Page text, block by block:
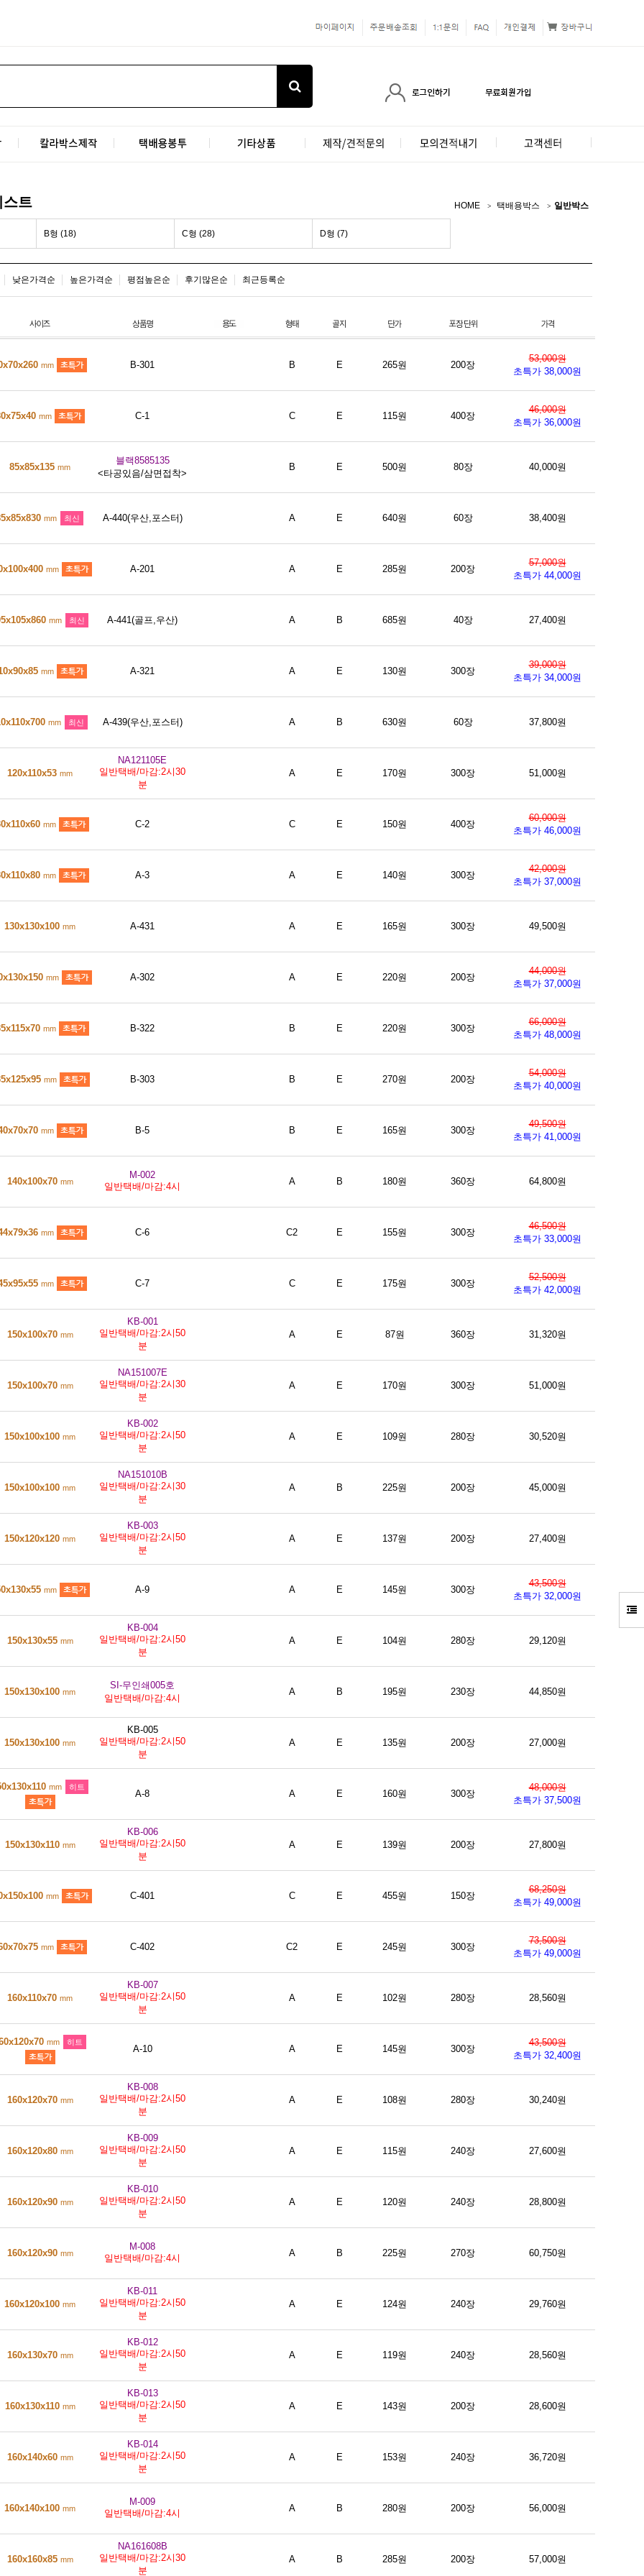
스트 HOME 택배용박스 일반박스
B형 (18) C형 (28) D형 (7)
낮은가격순 높은가격순 평점높은순 후기많은순 최근등록순
mm B-301 B E 265원 200장
53,000원
초특가 38,000원
mm C-1 C E 115원 400장
46,000원
초특가 36,000원
85x85x135 mm
블랙8585135
<타공있음/삼면접착>
B E 500원 80장 40,000원
mm 최신 A-440(우산,포스터) A E 640원 60장 38,400원
mm A-201 A E 285원 200장
57,000원
초특가 44,000원
mm 최신 A-441(골프,우산) A B 685원 40장 27,400원
mm A-321 A E 130원 300장
39,000원
초특가 34,000원
mm 최신 A-439(우산,포스터) A B 630원 60장 37,800원
120x110x53 mm
NA121105E
일반택배/마감:2시30
분
A E 170원 300장 51,000원
mm C-2 C E 150원 400장
60,000원
초특가 46,000원
mm A-3 A E 140원 300장
42,000원
초특가 37,000원
130x130x100 mm A-431 A E 165원 300장 49,500원
mm A-302 A E 220원 200장
44,000원
초특가 37,000원
mm B-322 B E 220원 300장
66,000원
초특가 48,000원
mm B-303 B E 270원 200장
54,000원
초특가 40,000원
mm B-5 B E 165원 300장
49,500원
초특가 41,000원
140x100x70 mm
M-002
일반택배/마감:4시
A B 180원 360장 64,800원
mm C-6 C2 E 155원 300장
46,500원
초특가 33,000원
mm C-7 C E 175원 300장
52,500원
초특가 42,000원
150x100x70 mm
KB-001
일반택배/마감:2시50
분
A E 87원 360장 31,320원
150x100x70 mm
NA151007E
일반택배/마감:2시30
분
A E 170원 300장 51,000원
150x100x100 mm
KB-002
일반택배/마감:2시50
분
A E 109원 280장 30,520원
150x100x100 mm
NA151010B
일반택배/마감:2시30
분
A B 225원 200장 45,000원
150x120x120 mm
KB-003
일반택배/마감:2시50
분
A E 137원 200장 27,400원
mm A-9 A E 145원 300장
43,500원
초특가 32,000원
150x130x55 mm
KB-004
일반택배/마감:2시50
분
A E 104원 280장 29,120원
150x130x100 mm
SI-무인쇄005호
일반택배/마감:4시
A B 195원 230장 44,850원
150x130x100 mm
KB-005
일반택배/마감:2시50
분
A E 135원 200장 27,000원
mm 히트
A-8 A E 160원 300장
48,000원
초특가 37,500원
150x130x110 mm
KB-006
일반택배/마감:2시50
분
A E 139원 200장 27,800원
mm C-401 C E 455원 150장
68,250원
초특가 49,000원
mm C-402 C2 E 245원 300장
73,500원
초특가 49,000원
160x110x70 mm
KB-007
일반택배/마감:2시50
분
A E 102원 280장 28,560원
mm 히트
A-10 A E 145원 300장
43,500원
초특가 32,400원
160x120x70 mm
KB-008
일반택배/마감:2시50
분
A E 108원 280장 30,240원
160x120x80 mm
KB-009
일반택배/마감:2시50
분
A E 115원 240장 27,600원
160x120x90 mm
KB-010
일반택배/마감:2시50
분
A E 120원 240장 28,800원
160x120x90 mm
M-008
일반택배/마감:4시
A B 225원 270장 60,750원
160x120x100 mm
KB-011
일반택배/마감:2시50
분
A E 124원 240장 29,760원
160x130x70 mm
KB-012
일반택배/마감:2시50
분
A E 119원 240장 28,560원
160x130x110 mm
KB-013
일반택배/마감:2시50
분
A E 143원 200장 28,600원
160x140x60 mm
KB-014
일반택배/마감:2시50
분
A E 153원 240장 36,720원
160x140x100 mm
M-009
일반택배/마감:4시
A B 280원 200장 56,000원
160x160x85 mm
NA161608B
일반택배/마감:2시30
분
A B 285원 200장 57,000원